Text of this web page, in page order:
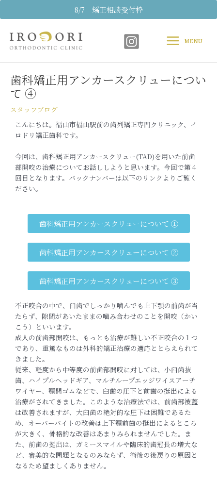
8/7 矯正相談受付枠
容
MenuMENU
歯科矯正用アンカースクリューについ
て ④
スタッフブログ
こんにちは。福山市福山駅前の歯列矯正専門クリニック、イ
ロドリ 矯正歯科です。
今回は、歯科矯正用アンカースクリュー(TAD)を用いた前歯
部開咬の治療についてお話ししようと思います。今回で第４
回目となります。バックナンバーは以下のリンクよりご覧く
ださい。
歯科矯正用アンカースクリューについて ①
歯科矯正用アンカースクリューについて ②
歯科矯正用アンカースクリューについて ③
不正咬合の中で、臼歯でしっかり噛んでも上下顎の前歯が当
たらず、隙間があいたま まの噛み合わせのことを開咬（かい
こう）といいます。
成人の前歯部開咬は、もっとも治療が難しい不正咬合の１つ
であり 、重篤なものは外科的矯正治療の適応ととらえられて
きました。
従来、軽度から中等度の前歯部開咬に対しては、小臼歯抜
歯、ハイ プルヘッドギア、マルチループエッジワイスアーチ
ワイヤー、顎間ゴムなどで、臼歯の圧下と前歯の挺出による
治療がされてきました。このような治療法では、前歯部被蓋
は改善されますが、大臼歯の絶対的な圧下は困難であるた
め、オーバーバイトの改善は上下顎前歯の挺出によるところ
が大きく、骨格的な改善はあまりみられませんでした。ま
た、前歯の挺出は、ガミースマイルや臨床的歯冠長の増大な
ど、審美的な問題となるのみならず、術後の後戻りの原因と
なるため望ましくありません。